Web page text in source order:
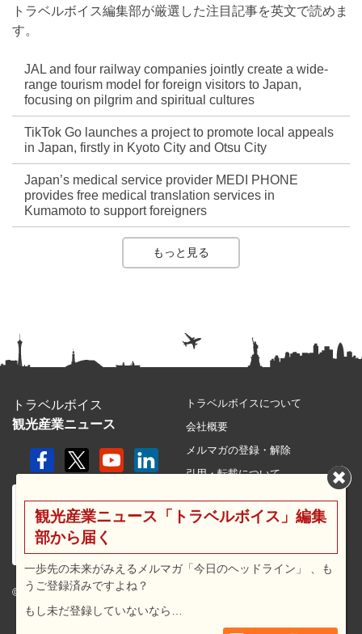
トラベルボイス編集部が厳選した注目記事を英文で読めま
す。
JAL and four railway companies jointly create a wide-
range tourism model for foreign visitors to Japan,
focusing on pilgrim and spiritual cultures
TikTok Go launches a project to promote local appeals
in Japan, firstly in Kyoto City and Otsu City
Japan’s medical service provider MEDI PHONE
provides free medical translation services in
Kumamoto to support foreigners
もっと見る
トラベルボイス
観光産業ニュース
© 2026 travel voice.
トラベルボイスについて
会社概要
メルマガの登録・解除
引用・転載について
利用規約
広告メニュー・料金
観光産業ニュース「トラベルボイス」編集
部から届く
一歩先の未来がみえるメルマガ「今日のヘッドライン」 、も
うご登録済みですよね？
もし未だ登録していないなら…